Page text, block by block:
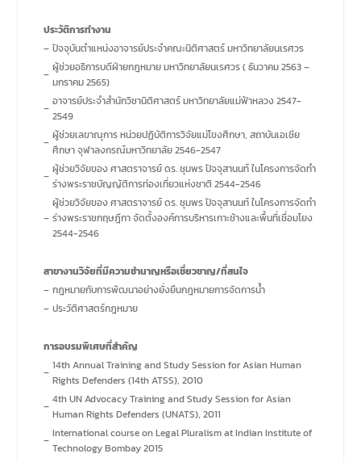
ประวัติการทำงาน
– ปัจจุบันตำแหน่งอาจารย์ประจำคณะนิติศาสตร์ มหาวิทยาลัยนเรศวร
– ผู้ช่วยอธิการบดีฝ่ายกฎหมาย มหาวิทยาลัยนเรศวร ( ธันวาคม 2563 –
มกราคม 2565)
– อาจารย์ประจำสำนักวิชานิติศาสตร์ มหาวิทยาลัยแม่ฟ้าหลวง 2547-
2549
– ผู้ช่วยเลขาณุการ หน่วยปฏิบัติการวิจัยแม่โขงศึกษา, สถาบันเอเชีย
ศึกษา จุฬาลงกรณ์มหาวิทยาลัย 2546-2547
– ผู้ช่วยวิจัยของ ศาสตราจารย์ ดร. ชุมพร ปัจจุสานนท์ ในโครงการจัดทำ
ร่างพระราชบัญญัติการท่องเที่ยวแห่งชาติ 2544-2546
–
ผู้ช่วยวิจัยของ ศาสตราจารย์ ดร. ชุมพร ปัจจุสานนท์ ในโครงการจัดทำ
ร่างพระราชกฤษฎีกา จัดตั้งองค์การบริหารเกาะช้างและพื้นที่เชื่อมโยง
2544-2546
สาขางานวิจัยที่มีความชํานาญหรือเชี่ยวชาญ/ที่สนใจ
– กฎหมายกับการพัฒนาอย่างยั่งยืนกฎหมายการจัดการน้ำ
– ประวัติศาสตร์กฎหมาย
การอบรมพิเศษที่สำคัญ
– 14th Annual Training and Study Session for Asian Human
Rights Defenders (14th ATSS), 2010
– 4th UN Advocacy Training and Study Session for Asian
Human Rights Defenders (UNATS), 2011
– International course on Legal Pluralism at Indian Institute of
Technology Bombay 2015